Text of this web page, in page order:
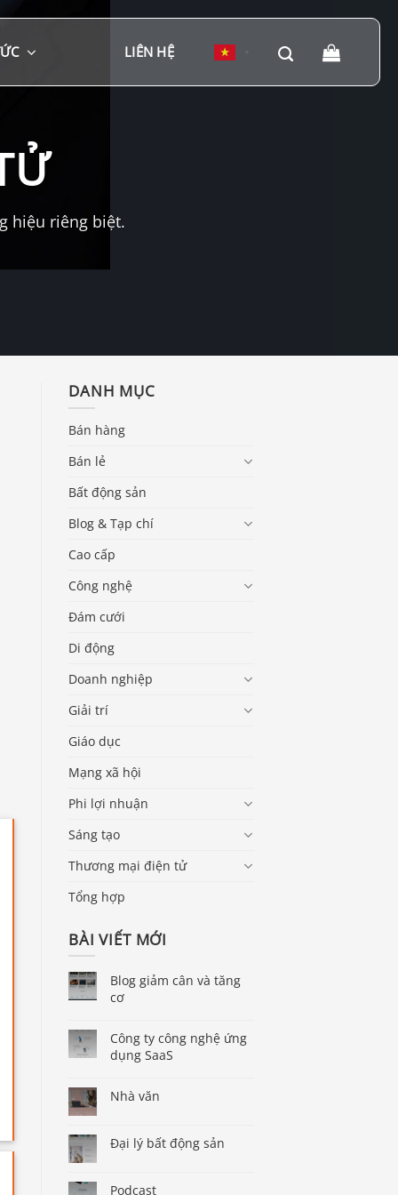
LIÊN HỆ
hiệu riêng biệt.
DANH MỤC
Bán hàng
Bán lẻ
Bất động sản
Blog & Tạp chí
Cao cấp
Công nghệ
Đám cưới
Di động
Doanh nghiệp
Giải trí
Giáo dục
Mạng xã hội
Phi lợi nhuận
Sáng tạo
Thương mại điện tử
Tổng hợp
BÀI VIẾT MỚI
Blog giảm cân và tăng
cơ
Công ty công nghệ ứng
dụng SaaS
Nhà văn
Đại lý bất động sản
Podcast